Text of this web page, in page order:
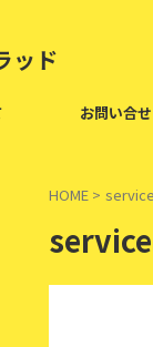
ッド
お問い合せ
HOME >